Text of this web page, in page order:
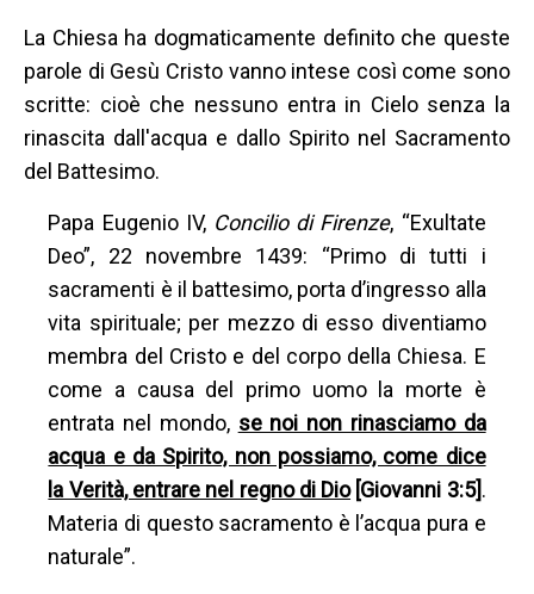
La Chiesa ha dogmaticamente definito che queste
parole di Gesù Cristo vanno intese così come sono
scritte: cioè che nessuno entra in Cielo senza la
rinascita dall'acqua e dallo Spirito nel Sacramento
del Battesimo.
Papa Eugenio IV, Concilio di Firenze, “Exultate
Deo”, 22 novembre 1439: “Primo di tutti i
sacramenti è il battesimo, porta d’ingresso alla
vita spirituale; per mezzo di esso diventiamo
membra del Cristo e del corpo della Chiesa. E
come a causa del primo uomo la morte è
entrata nel mondo, se noi non rinasciamo da
acqua e da Spirito, non possiamo, come dice
la Verità, entrare nel regno di Dio[Giovanni 3:5].
Materia di questo sacramento è l’acqua pura e
naturale”.